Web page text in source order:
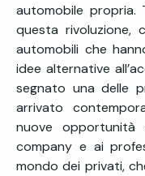
automobile propria.
questa rivoluzione,
automobili che
idee alternative
segnato una delle
arrivato
nuove
company e ai
mondo dei privati,